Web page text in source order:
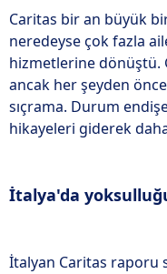
Caritas bir an büyük bir
neredeyse çok fazla
hizmetlerine dönüştü.
ancak her şeyden
sıçrama. Durum
hikayeleri giderek
İtalya'da
İtalyan Caritas raporu